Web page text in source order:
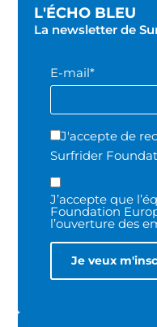
L'ÉCHO BLEU
La newsletter de
E-mail*
J'accepte de
Surfrider
J’accepte que
Foundation
l’ouverture des